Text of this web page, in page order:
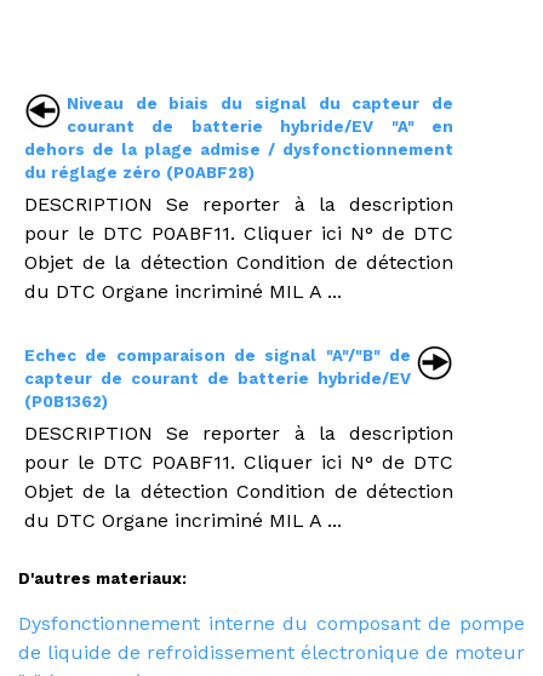
Niveau de biais du signal du capteur de
courant de batterie hybride/EV "A" en
dehors de la plage admise / dysfonctionnement
du réglage zéro (P0ABF28)
DESCRIPTION Se reporter à la description
pour le DTC P0ABF11. Cliquer ici N° de DTC
Objet de la détection Condition de détection
du DTC Organe incriminé MIL A ...
Echec de comparaison de signal "A"/"B" de
capteur de courant de batterie hybride/EV
(P0B1362)
DESCRIPTION Se reporter à la description
pour le DTC P0ABF11. Cliquer ici N° de DTC
Objet de la détection Condition de détection
du DTC Organe incriminé MIL A ...
D'autres materiaux:
Dysfonctionnement interne du composant de pompe
de liquide de refroidissement électronique de moteur